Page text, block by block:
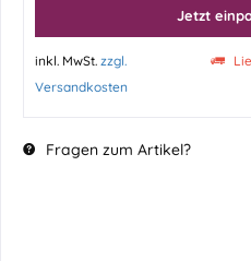
Jetzt
inkl. MwSt. zzgl.
Versandkosten
Fragen zum Artikel?